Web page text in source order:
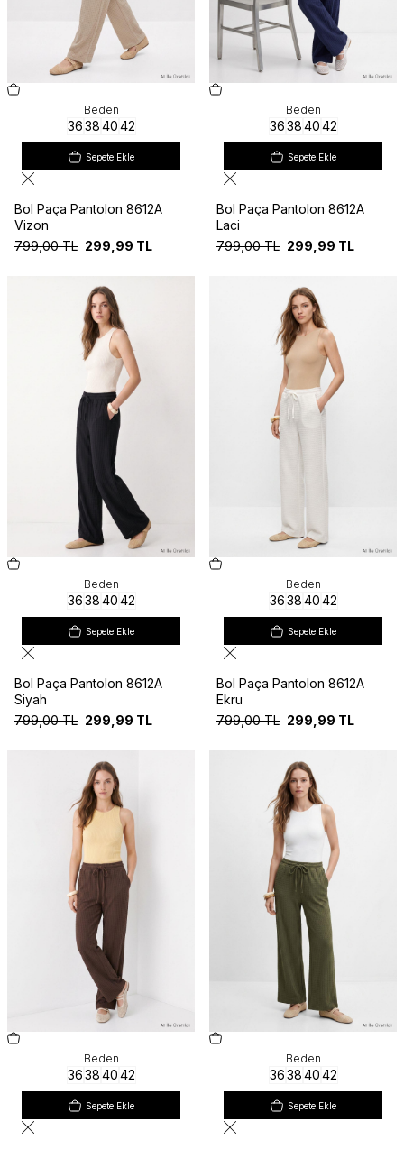
Beden
36384042
Sepete Ekle
Bol Paça Pantolon 8612A
Vizon
799,00TL 299,99 TL
Beden
36384042
Sepete Ekle
Bol Paça Pantolon 8612A
Laci
799,00TL 299,99 TL
Beden
36384042
Sepete Ekle
Bol Paça Pantolon 8612A
Siyah
799,00TL 299,99 TL
Beden
36384042
Sepete Ekle
Bol Paça Pantolon 8612A
Ekru
799,00TL 299,99 TL
Beden
36384042
Sepete Ekle
Beden
36384042
Sepete Ekle